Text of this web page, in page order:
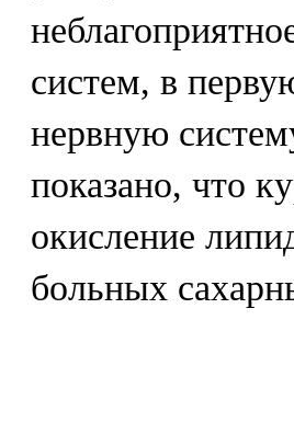
систем, в
нервную
показано, что
окисление
больных